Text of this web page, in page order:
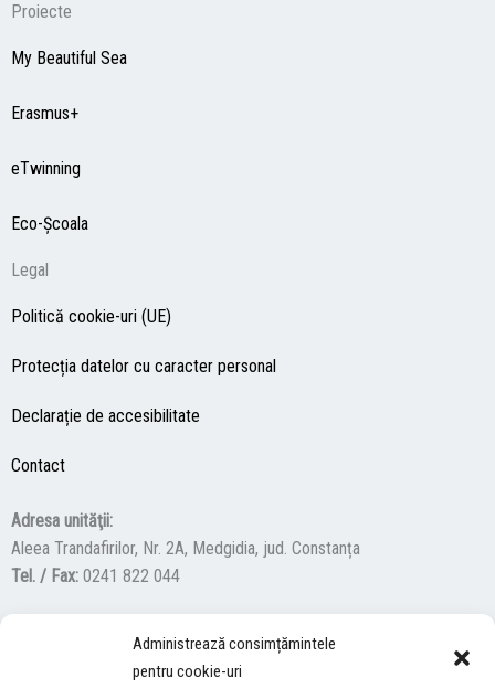
Administrează consimțămintele
pentru cookie-uri
Proiecte
My Beautiful Sea
Erasmus+
eTwinning
Eco-Şcoala
Legal
Politică cookie-uri (UE)
Protecția datelor cu caracter personal
Declarație de accesibilitate
Contact
Adresa unităţii:
Aleea Trandafirilor, Nr. 2A, Medgidia, jud. Constanța
Tel. / Fax: 0241 822 044
F
a
Y
I